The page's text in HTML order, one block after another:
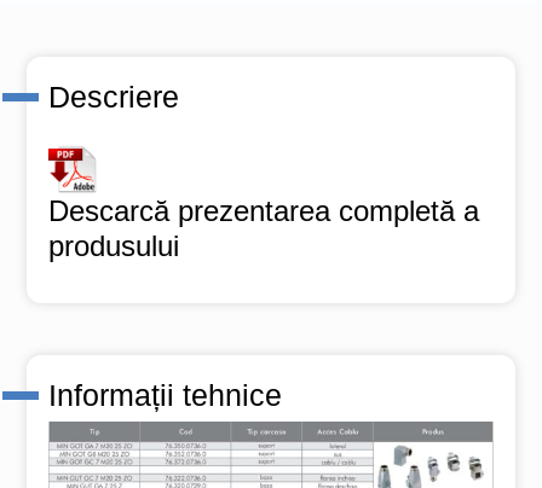
Descriere
Descarcă prezentarea completă a
produsului
Informații tehnice